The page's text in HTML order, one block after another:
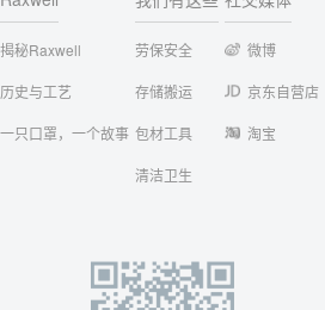
揭秘Raxwell
历史与工艺
一只口罩，一个故事
劳保安全
存储搬运
包材工具
清洁卫生
微博
京东自营店
淘宝